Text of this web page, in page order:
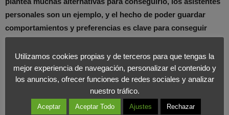
personales son un ejemplo, y el hecho de poder guardar
comportamientos y preferencias es clave para conseguir
futuras compras.
En la era de los datos, el análisis de estos es lo que hará que una
firma se anticipe a las necesidades de su cliente y consiga forjar
Utilizamos cookies propias y de terceros para que tengas la
mejor experiencia de navegación, personalizar el contenido y
los anuncios, ofrecer funciones de redes sociales y analizar
nuestro tráfico.
Aceptar Aceptar Todo Ajustes Rechazar